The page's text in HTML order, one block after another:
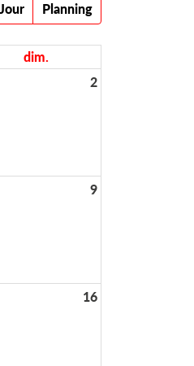
Jour Planning
dim.
2
9
16